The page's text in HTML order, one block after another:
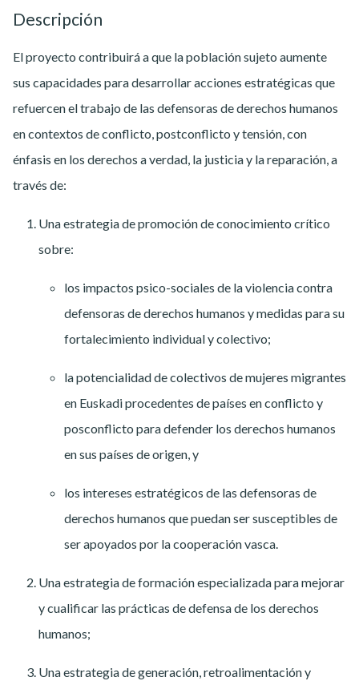
Descripción
El proyecto contribuirá a que la población sujeto aumente
sus capacidades para desarrollar acciones estratégicas que
refuercen el trabajo de las defensoras de derechos humanos
en contextos de conflicto, postconflicto y tensión, con
énfasis en los derechos a verdad, la justicia y la reparación, a
través de:
Una estrategia de promoción de conocimiento crítico
sobre:
los impactos psico-sociales de la violencia contra
defensoras de derechos humanos y medidas para su
fortalecimiento individual y colectivo;
la potencialidad de colectivos de mujeres migrantes
en Euskadi procedentes de países en conflicto y
posconflicto para defender los derechos humanos
en sus países de origen, y
los intereses estratégicos de las defensoras de
derechos humanos que puedan ser susceptibles de
ser apoyados por la cooperación vasca.
Una estrategia de formación especializada para mejorar
y cualificar las prácticas de defensa de los derechos
humanos;
Una estrategia de generación, retroalimentación y